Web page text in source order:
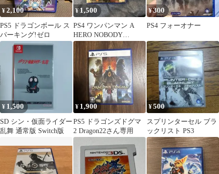
¥2,100
PS5 ドラゴンボール ス
パーキング!ゼロ
¥1,500
PS4 ワンパンマン A
HERO NOBODY
KNOWS
¥300
PS4 フォーオナー
¥ 1,500
SD シン・仮面ライダー
乱舞 通常版 Switch版
¥ 1,900
PS5 ドラゴンズドグマ
2 Dragon22さん専用
¥500
スプリンターセル ブラ
ックリスト PS3